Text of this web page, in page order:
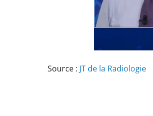
Source : JT de la Radiologie